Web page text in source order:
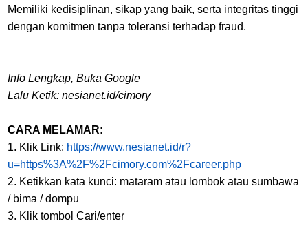
Memiliki kedisiplinan, sikap yang baik, serta integritas tinggi
dengan komitmen tanpa toleransi terhadap fraud.
Info Lengkap, Buka Google
Lalu Ketik: nesianet.id/cimory
CARA MELAMAR:
1. Klik Link: https://www.nesianet.id/r?
u=https%3A%2F%2Fcimory.com%2Fcareer.php
2. Ketikkan kata kunci: mataram atau lombok atau sumbawa
/ bima / dompu
3. Klik tombol Cari/enter